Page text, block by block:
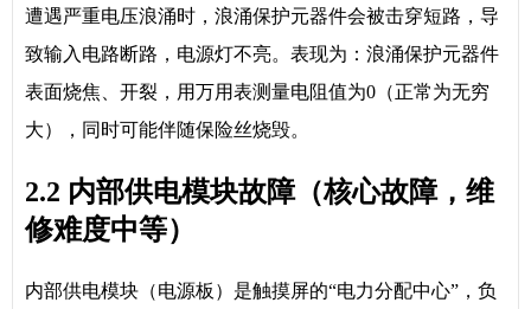
遭遇严重电压浪涌时，浪涌保护元器件会被击穿短路，导
致输入电路断路，电源灯不亮。表现为：浪涌保护元器件
表面烧焦、开裂，用万用表测量电阻值为0（正常为无穷
大），同时可能伴随保险丝烧毁。
2.2 内部供电模块故障（核心故障，维
修难度中等）
内部供电模块（电源板）是触摸屏的“电力分配中心”，负